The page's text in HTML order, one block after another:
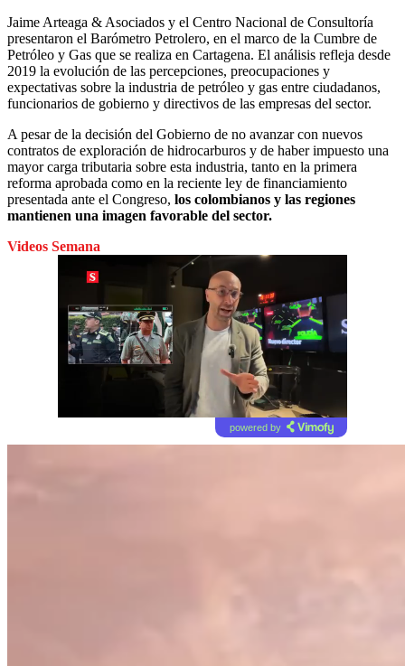
Jaime Arteaga & Asociados y el Centro Nacional de Consultoría
presentaron el Barómetro Petrolero, en el marco de la Cumbre de
Petróleo y Gas que se realiza en Cartagena. El análisis refleja desde
2019 la evolución de las percepciones, preocupaciones y
expectativas sobre la industria de petróleo y gas entre ciudadanos,
funcionarios de gobierno y directivos de las empresas del sector.
A pesar de la decisión del Gobierno de no avanzar con nuevos
contratos de exploración de hidrocarburos y de haber impuesto una
mayor carga tributaria sobre esta industria, tanto en la primera
reforma aprobada como en la reciente ley de financiamiento
presentada ante el Congreso, los colombianos y las regiones
mantienen una imagen favorable del sector.
Videos Semana
powered by